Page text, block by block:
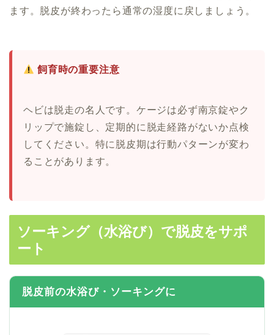
ます。脱皮が終わったら通常の湿度に戻しましょう。
飼育時の重要注意
ヘビは脱走の名人です。ケージは必ず南京錠やク
リップで施錠し、定期的に脱走経路がないか点検
してください。特に脱皮期は行動パターンが変わ
ることがあります。
ソーキング（水浴び）で脱皮をサポ
ート
脱皮前の水浴び・ソーキングに